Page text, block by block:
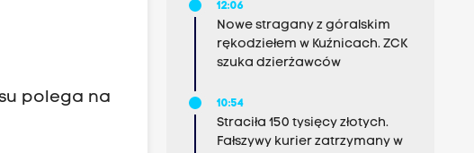
polega na
12:06
Nowe stragany z góralskim
rękodziełem w Kuźnicach. ZCK
szuka dzierżawców
10:54
Straciła 150 tysięcy złotych.
Fałszywy kurier zatrzymany w